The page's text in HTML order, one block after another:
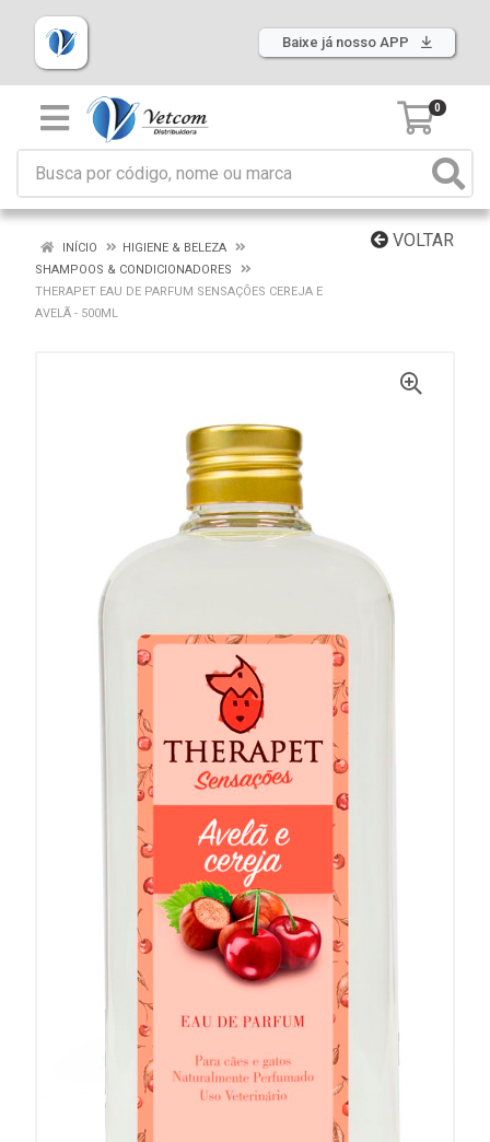
Baixe já nosso APP
0
VOLTAR
INÍCIO
HIGIENE & BELEZA
SHAMPOOS & CONDICIONADORES
THERAPET EAU DE PARFUM SENSAÇÕES CEREJA E
AVELÃ - 500ML